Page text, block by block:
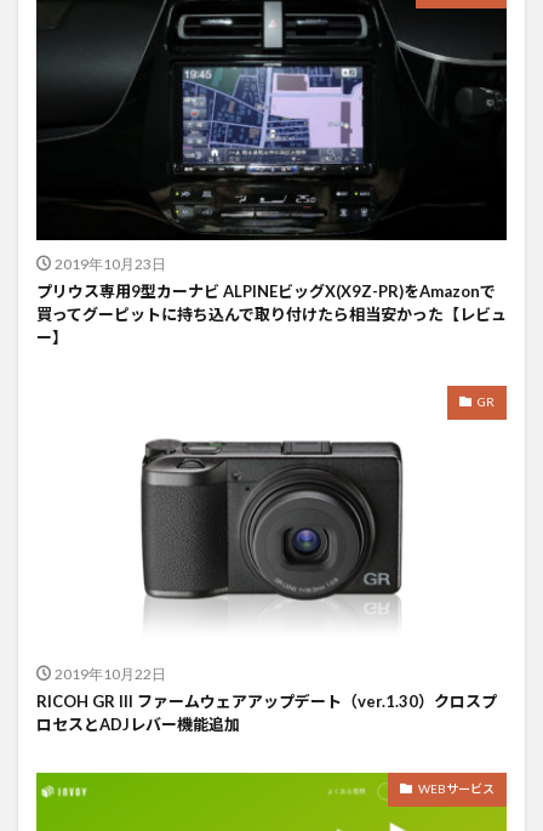
2019年10月23日
プリウス専用9型カーナビ ALPINEビッグX(X9Z-PR)をAmazonで
買ってグーピットに持ち込んで取り付けたら相当安かった【レビュ
ー】
GR
2019年10月22日
RICOH GR III ファームウェアアップデート（ver.1.30）クロスプ
ロセスとADJレバー機能追加
WEBサービス